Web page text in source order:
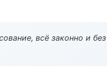
всё законно и